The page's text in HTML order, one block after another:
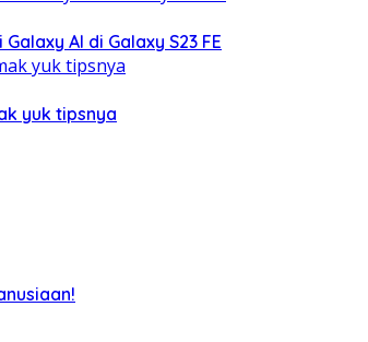
AI di Galaxy S23 FE
yuk tipsnya